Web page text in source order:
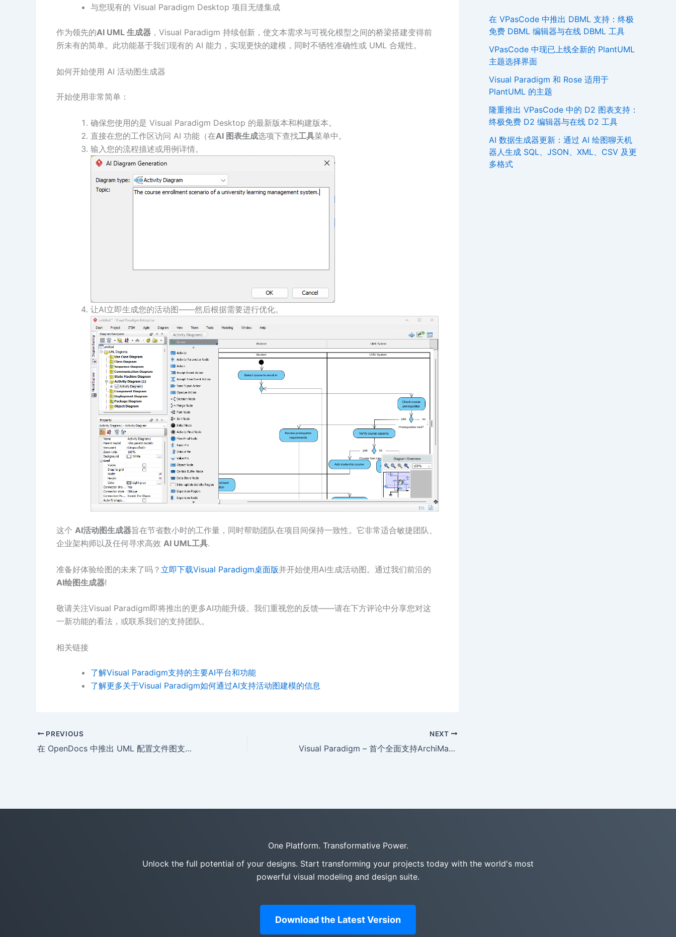
与您现有的 Visual Paradigm Desktop 项目无缝集成
作为领先的AI UML 生成器 ，Visual Paradigm 持续创新，使文本需求与可视化模型之间的桥梁搭建变得前
所未有的简单。此功能基于我们现有的 AI 能力，实现更快的建模，同时不牺牲准确性或 UML 合规性。
如何开始使用 AI 活动图生成器
开始使用非常简单：
确保您使用的是 Visual Paradigm Desktop 的最新版本和构建版本。
直接在您的工作区访问 AI 功能（在AI 图表生成选项下查找工具菜单中。
输入您的流程描述或用例详情。
让AI立即生成您的活动图——然后根据需要进行优化。
这个 AI活动图生成器旨在节省数小时的工作量，同时帮助团队在项目间保持一致性。它非常适合敏捷团队、
企业架构师以及任何寻求高效 AI UML工具.
准备好体验绘图的未来了吗？ 立即下载Visual Paradigm桌面版并开始使用AI生成活动图。通过我们前沿的
AI绘图生成器!
敬请关注Visual Paradigm即将推出的更多AI功能升级。我们重视您的反馈——请在下方评论中分享您对这
一新功能的看法，或联系我们的支持团队。
相关链接
了解Visual Paradigm支持的主要AI平台和功能
了解更多关于Visual Paradigm如何通过AI支持活动图建模的信息
PREVIOUS
在 OpenDocs 中推出 UML 配置文件图支持：解锁高级 AI 配置文件图生成功能
NEXT
Visual Paradigm – 首个全面支持ArchiMate 4（预发布版）的软件
在 VPasCode 中推出 DBML 支持：终极
免费 DBML 编辑器与在线 DBML 工具
VPasCode 中现已上线全新的 PlantUML
主题选择界面
Visual Paradigm 和 Rose 适用于
PlantUML 的主题
隆重推出 VPasCode 中的 D2 图表支持：
终极免费 D2 编辑器与在线 D2 工具
AI 数据生成器更新：通过 AI 绘图聊天机
器人生成 SQL、JSON、XML、CSV 及更
多格式
One Platform. Transformative Power.
Unlock the full potential of your designs. Start transforming your projects today with the world's most
powerful visual modeling and design suite.
Download the Latest Version